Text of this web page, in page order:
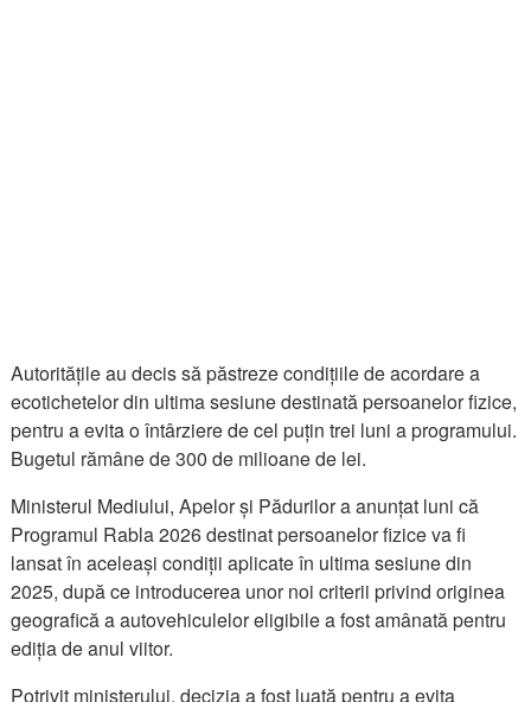
Autoritățile au decis să păstreze condițiile de acordare a
ecotichetelor din ultima sesiune destinată persoanelor fizice,
pentru a evita o întârziere de cel puțin trei luni a programului.
Bugetul rămâne de 300 de milioane de lei.
Ministerul Mediului, Apelor și Pădurilor a anunțat luni că
Programul Rabla 2026 destinat persoanelor fizice va fi
lansat în aceleași condiții aplicate în ultima sesiune din
2025, după ce introducerea unor noi criterii privind originea
geografică a autovehiculelor eligibile a fost amânată pentru
ediția de anul viitor.
Potrivit ministerului, decizia a fost luată pentru a evita